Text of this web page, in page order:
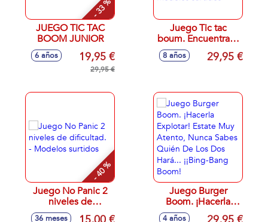
- 33 %
JUEGO TIC TAC
BOOM JUNIOR
6 años 19,95 €
29,95 €
Juego Tic tac
boum. Encuentra la
palabra antes de
que explote la
8 años 29,95 €
- 40 %
Juego No Panic 2
niveles de
dificultad. -
36 meses
Juego Burger
Boom. ¡Hacerla
Explotar! Estate
4 años